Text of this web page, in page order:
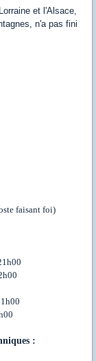
et l'Alsace,
n'a pas fini
faisant foi)
: